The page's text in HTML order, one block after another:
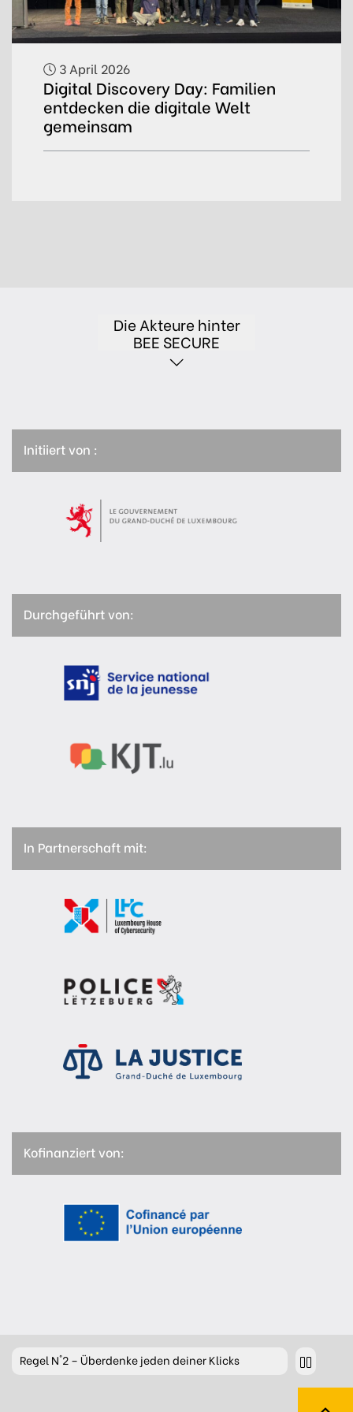
3 April 2026
Digital Discovery Day: Familien
entdecken die digitale Welt
gemeinsam
Die Akteure hinter
BEE SECURE
Initiiert von :
Durchgeführt von:
In Partnerschaft mit:
Kofinanziert von:
RegelN°2 – Überdenke jeden deiner Klicks